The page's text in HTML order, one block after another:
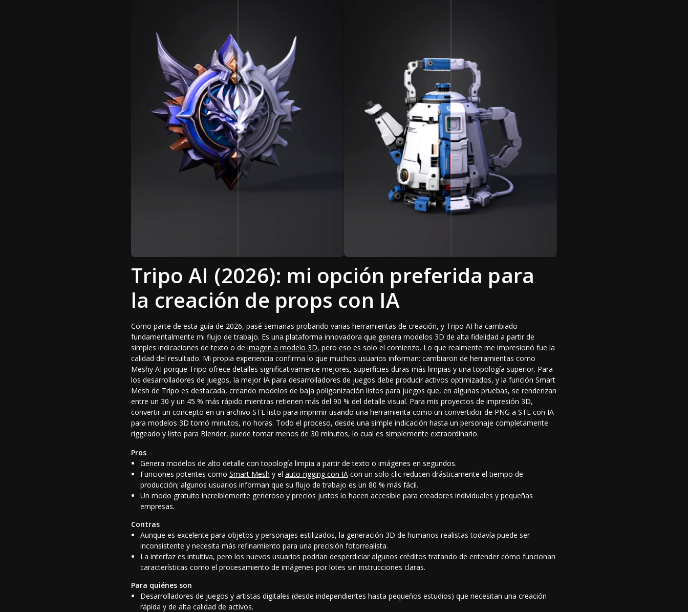
Tripo AI (2026): mi opción preferida para
la creación de props con IA
Como parte de esta guía de 2026, pasé semanas probando varias herramientas de creación, y Tripo AI ha cambiado
fundamentalmente mi flujo de trabajo. Es una plataforma innovadora que genera modelos 3D de alta fidelidad a partir de
simples indicaciones de texto o de imagen a modelo 3D, pero eso es solo el comienzo. Lo que realmente me impresionó fue la
calidad del resultado. Mi propia experiencia confirma lo que muchos usuarios informan: cambiaron de herramientas como
Meshy AI porque Tripo ofrece detalles significativamente mejores, superficies duras más limpias y una topología superior. Para
los desarrolladores de juegos, la mejor IA para desarrolladores de juegos debe producir activos optimizados, y la función Smart
Mesh de Tripo es destacada, creando modelos de baja poligonización listos para juegos que, en algunas pruebas, se renderizan
entre un 30 y un 45 % más rápido mientras retienen más del 90 % del detalle visual. Para mis proyectos de impresión 3D,
convertir un concepto en un archivo STL listo para imprimir usando una herramienta como un convertidor de PNG a STL con IA
para modelos 3D tomó minutos, no horas. Todo el proceso, desde una simple indicación hasta un personaje completamente
riggeado y listo para Blender, puede tomar menos de 30 minutos, lo cual es simplemente extraordinario.
Pros
Genera modelos de alto detalle con topología limpia a partir de texto o imágenes en segundos.
Funciones potentes como Smart Mesh y el auto-rigging con IAcon un solo clic reducen drásticamente el tiempo de
producción; algunos usuarios informan que su flujo de trabajo es un 80 % más fácil.
Un modo gratuito increíblemente generoso y precios justos lo hacen accesible para creadores individuales y pequeñas
empresas.
Contras
Aunque es excelente para objetos y personajes estilizados, la generación 3D de humanos realistas todavía puede ser
inconsistente y necesita más refinamiento para una precisión fotorrealista.
La interfaz es intuitiva, pero los nuevos usuarios podrían desperdiciar algunos créditos tratando de entender cómo funcionan
características como el procesamiento de imágenes por lotes sin instrucciones claras.
Para quiénes son
Desarrolladores de juegos y artistas digitales (desde independientes hasta pequeños estudios) que necesitan una creación
rápida y de alta calidad de activos.